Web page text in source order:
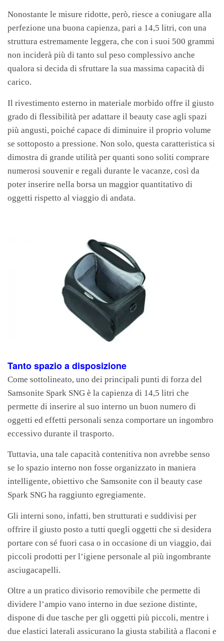
Nonostante le misure ridotte, però, riesce a coniugare alla
perfezione una buona capienza, pari a 14,5 litri, con una
struttura estremamente leggera, che con i suoi 500 grammi
non inciderà più di tanto sul peso complessivo anche
qualora si decida di sfruttare la sua massima capacità di
carico.
Il rivestimento esterno in materiale morbido offre il giusto
grado di flessibilità per adattare il beauty case agli spazi
più angusti, poiché capace di diminuire il proprio volume
se sottoposto a pressione. Non solo, questa caratteristica si
dimostra di grande utilità per quanti sono soliti comprare
numerosi souvenir e regali durante le vacanze, così da
poter inserire nella borsa un maggior quantitativo di
oggetti rispetto al viaggio di andata.
Tanto spazio a disposizione
Come sottolineato, uno dei principali punti di forza del
Samsonite Spark SNG è la capienza di 14,5 litri che
permette di inserire al suo interno un buon numero di
oggetti ed effetti personali senza comportare un ingombro
eccessivo durante il trasporto.
Tuttavia, una tale capacità contenitiva non avrebbe senso
se lo spazio interno non fosse organizzato in maniera
intelligente, obiettivo che Samsonite con il beauty case
Spark SNG ha raggiunto egregiamente.
Gli interni sono, infatti, ben strutturati e suddivisi per
offrire il giusto posto a tutti quegli oggetti che si desidera
portare con sé fuori casa o in occasione di un viaggio, dai
piccoli prodotti per l’igiene personale al più ingombrante
asciugacapelli.
Oltre a un pratico divisorio removibile che permette di
dividere l’ampio vano interno in due sezione distinte,
dispone di due tasche per gli oggetti più piccoli, mentre i
due elastici laterali assicurano la giusta stabilità a flaconi e